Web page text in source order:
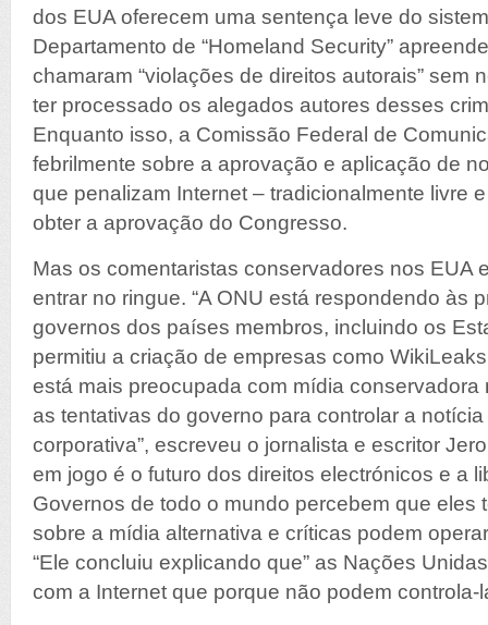
dos EUA oferecem uma sentença leve do
Departamento de “Homeland Security”
chamaram “violações de direitos autorais” sem
ter processado os alegados autores desses
Enquanto isso, a Comissão Federal de
febrilmente sobre a aprovação e aplicação de
que penalizam Internet – tradicionalmente livre
obter a aprovação do Congresso.
Mas os comentaristas conservadores nos EUA
entrar no ringue. “A ONU está respondendo às
governos dos países membros, incluindo os
permitiu a criação de empresas como
está mais preocupada com mídia conservadora
as tentativas do governo para controlar a
corporativa”, escreveu o jornalista e escritor
em jogo é o futuro dos direitos electrónicos e a
Governos de todo o mundo percebem que eles
sobre a mídia alternativa e críticas podem
“Ele concluiu explicando que” as Nações
com a Internet que porque não podem controla-